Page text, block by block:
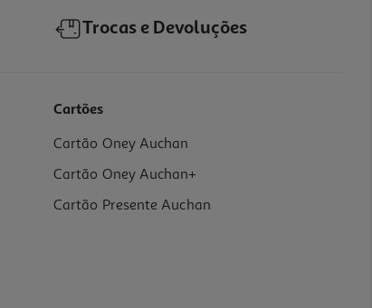
Trocas e Devoluções
Cartões
Cartão Oney Auchan
Cartão Oney Auchan+
Cartão Presente Auchan